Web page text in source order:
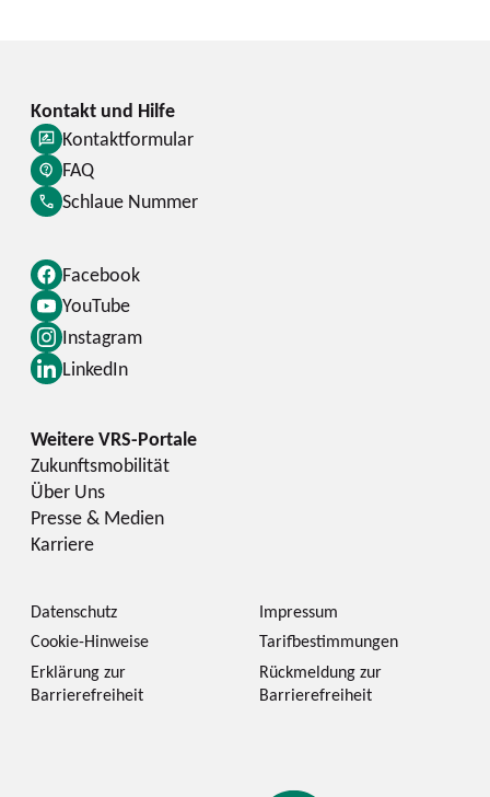
Facebook
YouTube
Instagram
LinkedIn
Kontaktformular
FAQ
Schlaue Nummer
Zukunftsmobilität
Über Uns
Presse & Medien
Karriere
Datenschutz
Impressum
Cookie-Hinweise
Tarifbestimmungen
Erklärung zur
Barrierefreiheit
Rückmeldung zur
Barrierefreiheit